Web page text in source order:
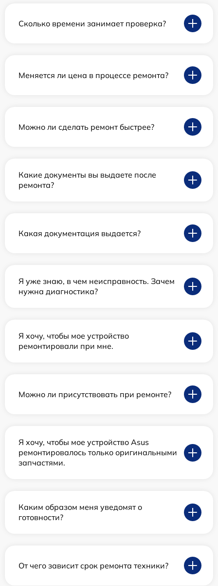
Сколько времени занимает проверка?
Меняется ли цена в процессе ремонта?
Можно ли сделать ремонт быстрее?
Какие документы вы выдаете после
ремонта?
Какая документация выдается?
Я уже знаю, в чем неисправность. Зачем
нужна диагностика?
Я хочу, чтобы мое устройство
ремонтировали при мне.
Можно ли присутствовать при ремонте?
Я хочу, чтобы мое устройство Asus
ремонтировалось только оригинальными
запчастями.
Каким образом меня уведомят о
готовности?
От чего зависит срок ремонта техники?